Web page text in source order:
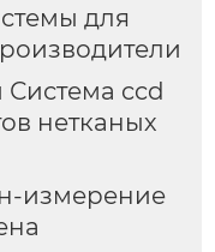
для
ccd
нетканых
измерение